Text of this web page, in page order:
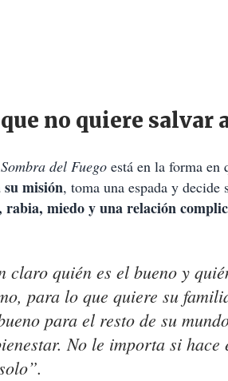
no quiere salvar
del Fuego está en la forma en
su misión, toma una espada y decide
rabia, miedo y una relación
claro quién es el bueno y
para lo que quiere su
para el resto de su
No le importa si